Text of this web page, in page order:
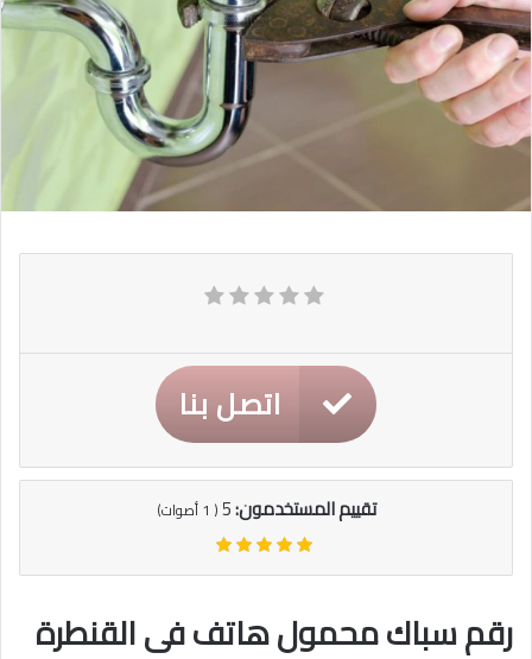
اتصل بنا
تقييم المستخدمون:5
(
1أصوات)
رقم سباك محمول هاتف فى القنطرة